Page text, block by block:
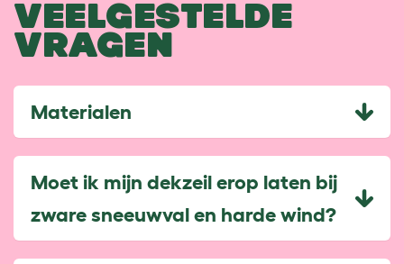
VEELGESTELDE
VRAGEN
Materialen
Moet ik mijn dekzeil erop laten bij
zware sneeuwval en harde wind?